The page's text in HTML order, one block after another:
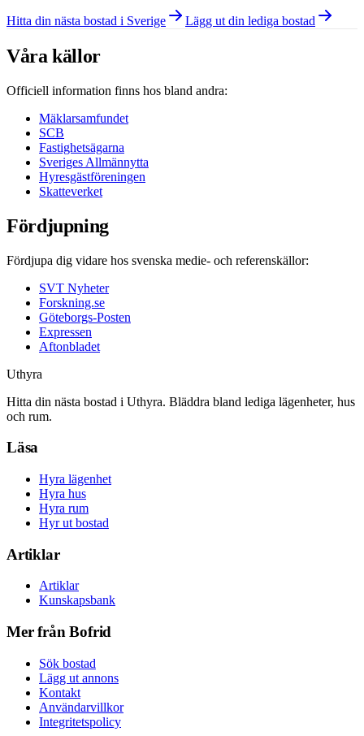
Hitta din nästa bostad i Sverige Lägg ut din lediga bostad
Våra källor
Officiell information finns hos bland andra:
Mäklarsamfundet
SCB
Fastighetsägarna
Sveriges Allmännytta
Hyresgästföreningen
Skatteverket
Fördjupning
Fördjupa dig vidare hos svenska medie- och referenskällor:
SVT Nyheter
Forskning.se
Göteborgs-Posten
Expressen
Aftonbladet
Uthyra
Hitta din nästa bostad i Uthyra. Bläddra bland lediga lägenheter, hus
och rum.
Läsa
Hyra lägenhet
Hyra hus
Hyra rum
Hyr ut bostad
Artiklar
Artiklar
Kunskapsbank
Mer från Bofrid
Sök bostad
Lägg ut annons
Kontakt
Användarvillkor
Integritetspolicy